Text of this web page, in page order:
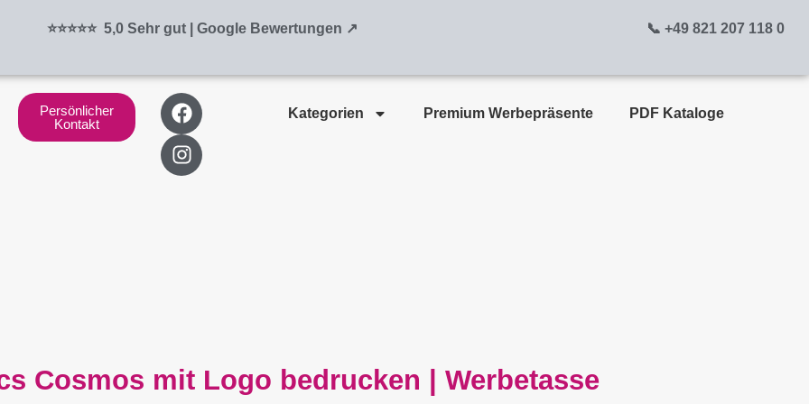
⭐⭐⭐⭐⭐ 5,0 Sehr gut | Google Bewertungen ↗ 📞 +49 821 207 118 0
Persönlicher
Kontakt
F
a
c
e
b
I
n
s
t
a
Kategorien Premium Werbepräsente PDF Kataloge
Cosmos mit Logo bedrucken | Werbetasse